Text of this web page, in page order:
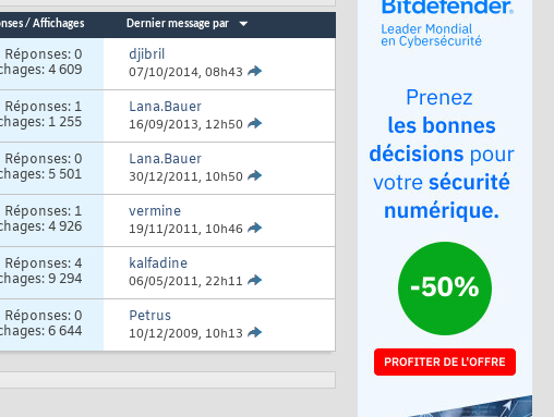
/ Affichages Dernier message par
Réponses:0
4 609
djibril
07/10/2014, 08h43
Réponses: 1
1 255
Lana.Bauer
16/09/2013, 12h50
Réponses:0
5 501
Lana.Bauer
30/12/2011, 10h50
Réponses: 1
4 926
vermine
19/11/2011, 10h46
Réponses:4
9 294
kalfadine
06/05/2011, 22h11
Réponses:0
6 644
Petrus
10/12/2009, 10h13